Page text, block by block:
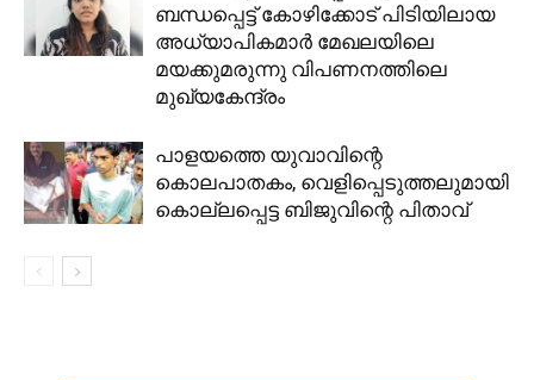
ബന്ധപ്പെട്ട് കോഴിക്കോട് പിടിയിലായ
അധ്യാപികമാര്‍ മേഖലയിലെ
മയക്കുമരുന്നു വിപണനത്തിലെ
മുഖ്യകേന്ദ്രം
പാളയത്തെ യുവാവിന്റെ
കൊലപാതകം, വെളിപ്പെടുത്തലുമായി
കൊല്ലപ്പെട്ട ബിജുവിന്റെ പിതാവ്